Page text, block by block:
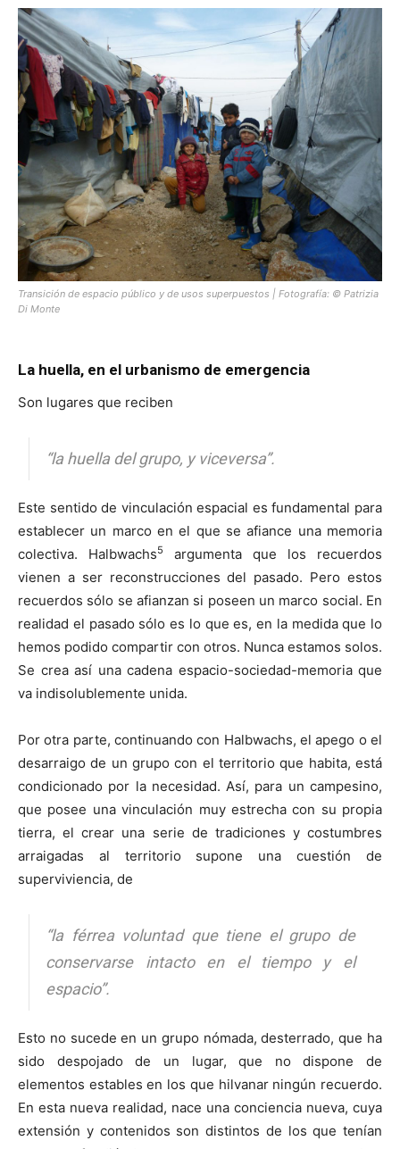
Transición de espacio público y de usos superpuestos | Fotografía: © Patrizia
Di Monte
La huella, en el urbanismo de emergencia
Son lugares que reciben
“la huella del grupo, y viceversa”.
Este sentido de vinculación espacial es fundamental para
establecer un marco en el que se afiance una memoria
colectiva. Halbwachs5
argumenta que los recuerdos
vienen a ser reconstrucciones del pasado. Pero estos
recuerdos sólo se afianzan si poseen un marco social. En
realidad el pasado sólo es lo que es, en la medida que lo
hemos podido compartir con otros. Nunca estamos solos.
Se crea así una cadena espacio-sociedad-memoria que
va indisolublemente unida.
Por otra parte, continuando con Halbwachs, el apego o el
desarraigo de un grupo con el territorio que habita, está
condicionado por la necesidad. Así, para un campesino,
que posee una vinculación muy estrecha con su propia
tierra, el crear una serie de tradiciones y costumbres
arraigadas al territorio supone una cuestión de
superviviencia, de
“la férrea voluntad que tiene el grupo de
conservarse intacto en el tiempo y el
espacio”.
Esto no sucede en un grupo nómada, desterrado, que ha
sido despojado de un lugar, que no dispone de
elementos estables en los que hilvanar ningún recuerdo.
En esta nueva realidad, nace una conciencia nueva, cuya
extensión y contenidos son distintos de los que tenían